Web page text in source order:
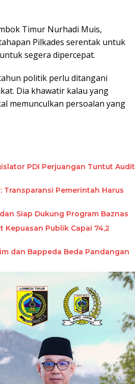
Timur Nurhadi Muis,
Pilkades serentak untuk
segera dipercepat.
politik perlu ditangani
Dia khawatir kalau yang
memunculkan persoalan yang
PDI Perjuangan Tuntut Audit
Transparansi Pemerintah Harus
Siap Dukung Program Baznas
Kepuasan Publik Capai 74,2
dan Bappeda Beda Pandangan